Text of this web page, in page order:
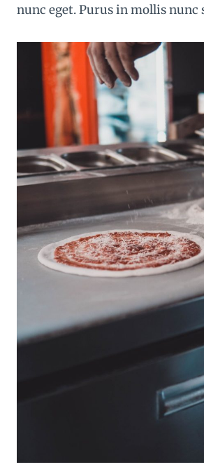
nunc eget. Purus in mollis nunc